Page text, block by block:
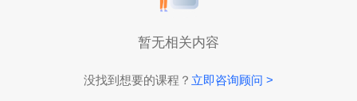
暂无相关内容
没找到想要的课程？ 立即咨询顾问 >